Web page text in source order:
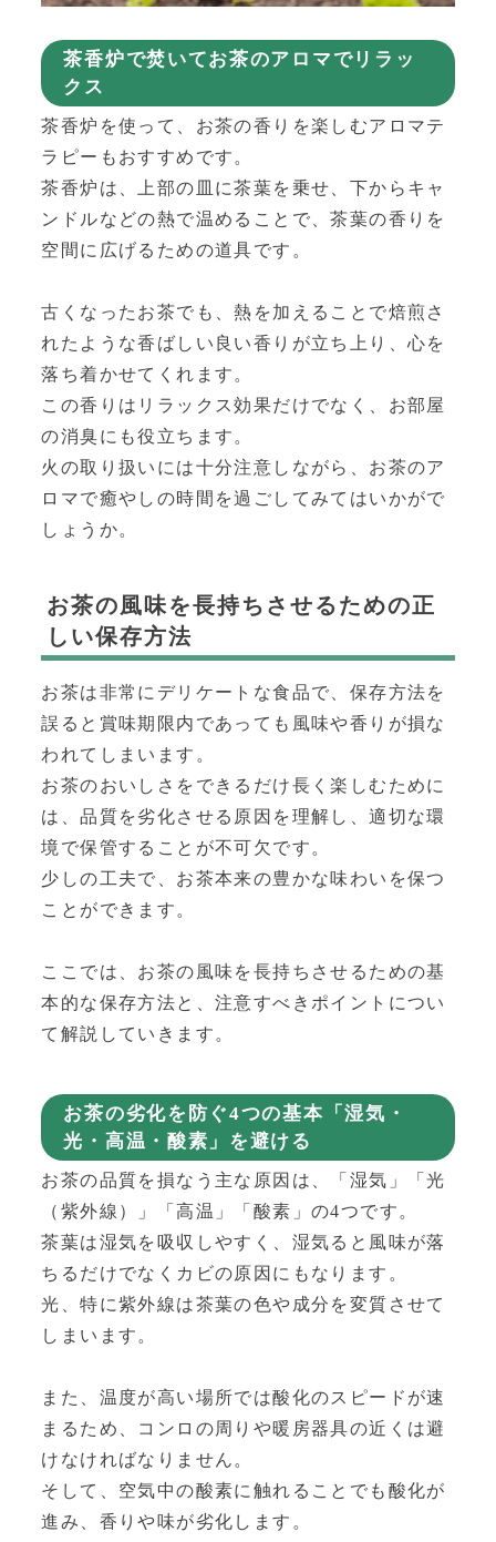
茶香炉で焚いてお茶のアロマでリラッ
クス
茶香炉を使って、お茶の香りを楽しむアロマテ
ラピーもおすすめです。
茶香炉は、上部の皿に茶葉を乗せ、下からキャ
ンドルなどの熱で温めることで、茶葉の香りを
空間に広げるための道具です。
古くなったお茶でも、熱を加えることで焙煎さ
れたような香ばしい良い香りが立ち上り、心を
落ち着かせてくれます。
この香りはリラックス効果だけでなく、お部屋
の消臭にも役立ちます。
火の取り扱いには十分注意しながら、お茶のア
ロマで癒やしの時間を過ごしてみてはいかがで
しょうか。
お茶の風味を長持ちさせるための正
しい保存方法
お茶は非常にデリケートな食品で、保存方法を
誤ると賞味期限内であっても風味や香りが損な
われてしまいます。
お茶のおいしさをできるだけ長く楽しむために
は、品質を劣化させる原因を理解し、適切な環
境で保管することが不可欠です。
少しの工夫で、お茶本来の豊かな味わいを保つ
ことができます。
ここでは、お茶の風味を長持ちさせるための基
本的な保存方法と、注意すべきポイントについ
て解説していきます。
お茶の劣化を防ぐ4つの基本「湿気・
光・高温・酸素」を避ける
お茶の品質を損なう主な原因は、「湿気」「光
（紫外線）」「高温」「酸素」の4つです。
茶葉は湿気を吸収しやすく、湿気ると風味が落
ちるだけでなくカビの原因にもなります。
光、特に紫外線は茶葉の色や成分を変質させて
しまいます。
また、温度が高い場所では酸化のスピードが速
まるため、コンロの周りや暖房器具の近くは避
けなければなりません。
そして、空気中の酸素に触れることでも酸化が
進み、香りや味が劣化します。